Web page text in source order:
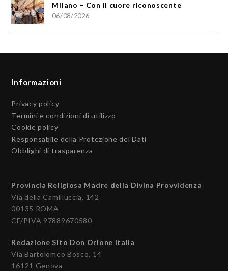
Milano – Con il cuore riconoscente
06/08/2026
Informazioni
Privacy policy
Termini e condizioni di utilizzo
Cookie policy
Responsabile della Protezione dei Dati
Obblighi di trasparenza
Provincia Religiosa Madre della Divina Provvidenza
Via della Camilluccia, 142
00135 ROMA
CF/PIVA 97889670580
Redazione Sito Don Orione Italia
Via Bartolomeo Bosco, 14
16121 Genova